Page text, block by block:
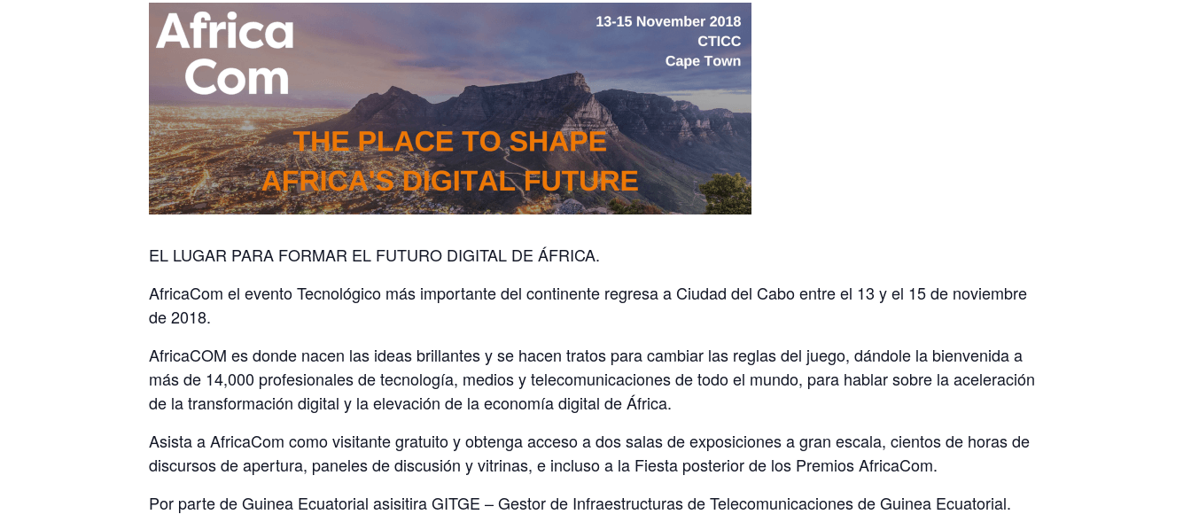
EL LUGAR PARA FORMAR EL FUTURO DIGITAL DE ÁFRICA.
AfricaCom el evento Tecnológico más importante del continente regresa a Ciudad del Cabo entre el 13 y el 15 de noviembre
de 2018.
AfricaCOM es donde nacen las ideas brillantes y se hacen tratos para cambiar las reglas del juego, dándole la bienvenida a
más de 14,000 profesionales de tecnología, medios y telecomunicaciones de todo el mundo, para hablar sobre la aceleración
de la transformación digital y la elevación de la economía digital de África.
Asista a AfricaCom como visitante gratuito y obtenga acceso a dos salas de exposiciones a gran escala, cientos de horas de
discursos de apertura, paneles de discusión y vitrinas, e incluso a la Fiesta posterior de los Premios AfricaCom.
Por parte de Guinea Ecuatorial asisitira GITGE – Gestor de Infraestructuras de Telecomunicaciones de Guinea Ecuatorial.